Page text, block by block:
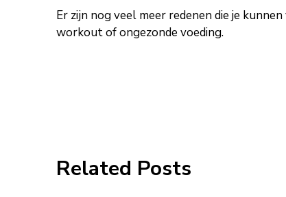
Er zijn nog veel meer redenen die je
workout of ongezonde voeding.
Related Posts